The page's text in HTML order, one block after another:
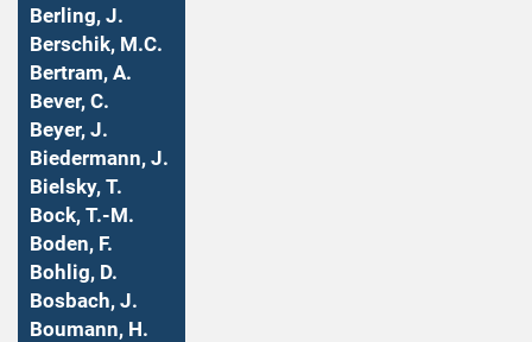
Berling, J.
Berschik, M.C.
Bertram, A.
Bever, C.
Beyer, J.
Biedermann, J.
Bielsky, T.
Bock, T.-M.
Boden, F.
Bohlig, D.
Bosbach, J.
Boumann, H.